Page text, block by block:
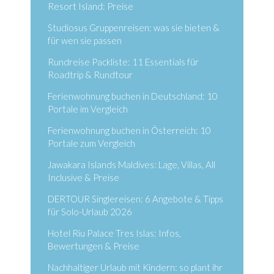
Resort Island: Preise
Studiosus Gruppenreisen: was sie bieten &
für wen sie passen
Rundreise Packliste: 11 Essentials für
Roadtrip & Rundtour
Ferienwohnung buchen in Deutschland: 10
Portale im Vergleich
Ferienwohnung buchen in Österreich: 10
Portale zum Vergleich
Jawakara Islands Maldives: Lage, Villas, All
Inclusive & Preise
DERTOUR Singlereisen: 6 Angebote & Tipps
für Solo-Urlaub 2026
Hotel Riu Palace Tres Islas: Infos,
Bewertungen & Preise
Nachhaltiger Urlaub mit Kindern: so plant ihr